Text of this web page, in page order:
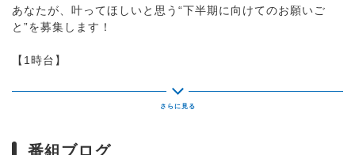
あなたが、叶ってほしいと思う“下半期に向けてのお願いご
と”を募集します！
【1時台】
《ラジアナ新人発掘部》
あなたからの新人アーティストのご推薦もお待ちしていま
これから来て欲しい新人アーティストを発掘していきます！
番組ブログ